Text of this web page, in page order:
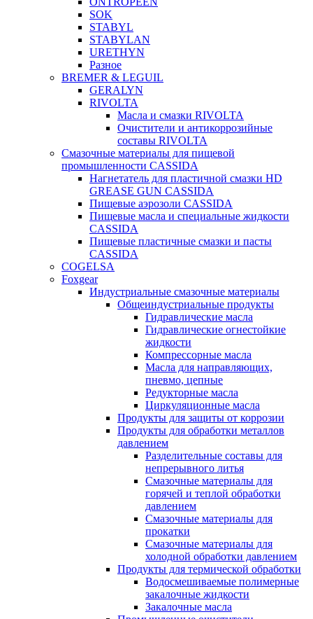
SOK
STABYL
STABYLAN
URETHYN
Разное
BREMER & LEGUIL
GERALYN
RIVOLTA
Масла и смазки RIVOLTA
Очистители и антикоррозийные
составы RIVOLTA
Смазочные материалы для пищевой
промышленности CASSIDA
Нагнетатель для пластичной смазки HD
GREASE GUN CASSIDA
Пищевые аэрозоли CASSIDA
Пищевые масла и специальные жидкости
CASSIDA
Пищевые пластичные смазки и пасты
CASSIDA
COGELSA
Foxgear
Индустриальные смазочные материалы
Общеиндустриальные продукты
Гидравлические масла
Гидравлические огнестойкие
жидкости
Компрессорные масла
Масла для направляющих,
пневмо, цепные
Редукторные масла
Циркуляционные масла
Продукты для защиты от коррозии
Продукты для обработки металлов
давлением
Разделительные составы для
непрерывного литья
Смазочные материалы для
горячей и теплой обработки
давлением
Смазочные материалы для
прокатки
Смазочные материалы для
холодной обработки давлением
Продукты для термической обработки
Водосмешиваемые полимерные
закалочные жидкости
Закалочные масла